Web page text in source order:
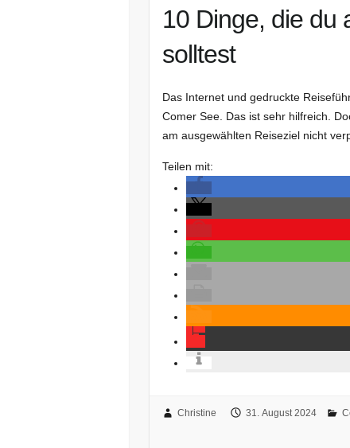
10 Dinge, die du
solltest
Das Internet und gedruckte
Comer See. Das ist sehr hilfreich.
am ausgewählten Reiseziel nicht
Teilen mit:
Christine 31. August 2024